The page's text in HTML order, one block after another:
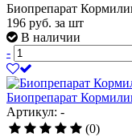
Биопрепарат
196 руб. за шт
В наличии
-
Биопрепарат
Артикул: -
(0)